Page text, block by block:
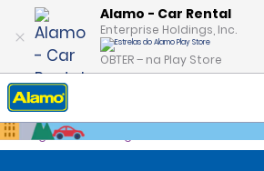
Alamo - Car Rental
Enterprise Holdings, Inc.
OBTER – na Play Store
Página inicial